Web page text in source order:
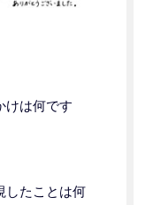
けは何です
したことは何